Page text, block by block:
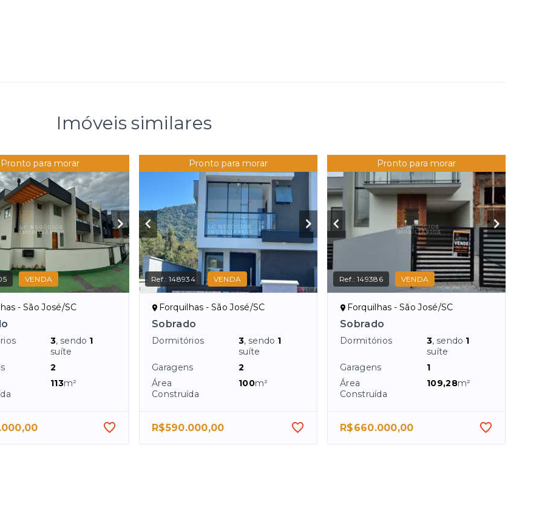
Imóveis similares
Pronto para morar
VENDA
- São José/SC
3, sendo 1
suíte
2
113m²
Pronto para morar
Ref.:148934 VENDA
Forquilhas - São José/SC
Sobrado
Dormitórios 3, sendo 1
suíte
Garagens
2
Área
Construída
100m²
R$590.000,00
Pronto para morar
Ref.:149386 VENDA
Forquilhas - São José/SC
Sobrado
Dormitórios 3, sendo 1
suíte
Garagens
1
Área
Construída
109,28m²
R$660.000,00